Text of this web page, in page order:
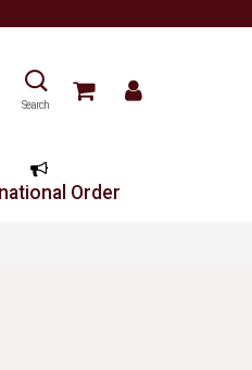
Search
Order